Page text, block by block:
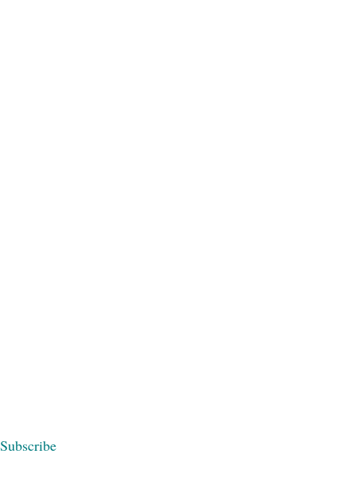
Subscribe